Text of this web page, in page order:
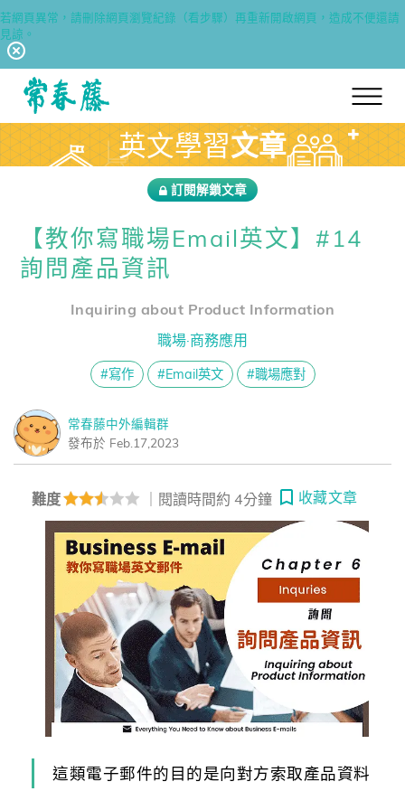
若網頁異常，請刪除網頁瀏覽紀錄（看步驟）再重新開啟網頁，造成不便還請
見諒。
回常春藤首頁 英文學習文章
訂閱解鎖文章
【教你寫職場Email英文】#14
詢問產品資訊
Inquiring about Product Information
職場·商務應用
#寫作 #Email英文 #職場應對
常春藤中外編輯群
發布於 Feb.17,2023
難度 ｜閱讀時間約 4分鐘 收藏文章
這類電子郵件的目的是向對方索取產品資料